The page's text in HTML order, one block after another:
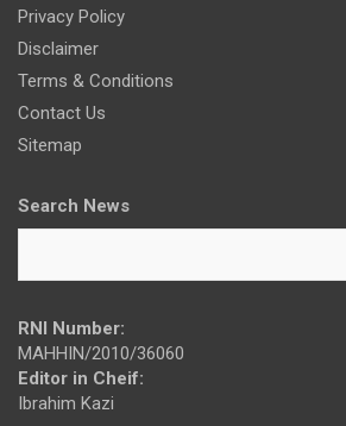
Privacy Policy
Disclaimer
Terms & Conditions
Contact Us
Sitemap
Search News
RNI Number:
MAHHIN/2010/36060
Editor in Cheif:
Ibrahim Kazi